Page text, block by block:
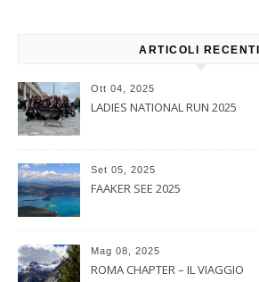
ARTICOLI RECENTI
Ott 04, 2025
LADIES NATIONAL RUN 2025
Set 05, 2025
FAAKER SEE 2025
Mag 08, 2025
ROMA CHAPTER – IL VIAGGIO